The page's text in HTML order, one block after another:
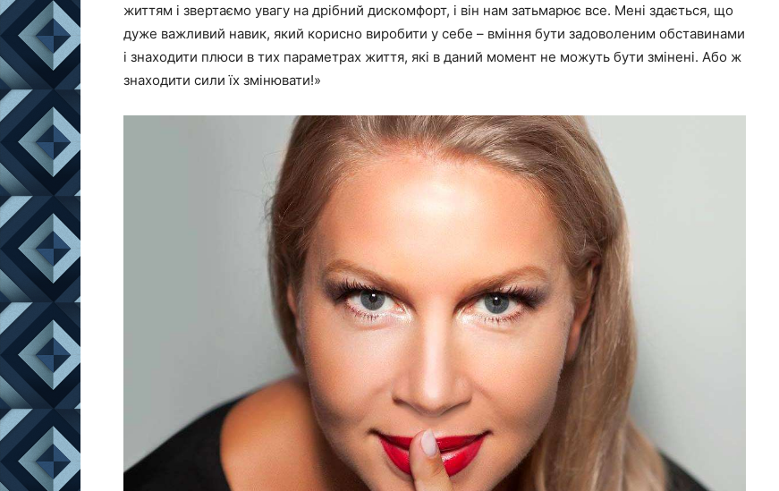
життям і звертаємо увагу на дрібний дискомфорт, і він нам затьмарює все. Мені здається, що
дуже важливий навик, який корисно виробити у себе – вміння бути задоволеним обставинами
і знаходити плюси в тих параметрах життя, які в даний момент не можуть бути змінені. Або ж
знаходити сили їх змінювати!»